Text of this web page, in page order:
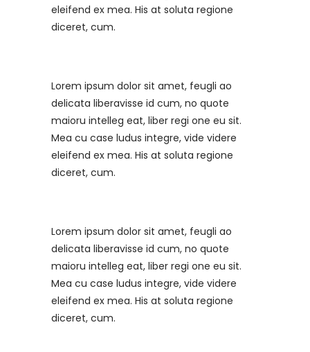
eleifend ex mea. His at soluta regione
diceret, cum.
Lorem ipsum dolor sit amet, feugli ao
delicata liberavisse id cum, no quote
maioru intelleg eat, liber regi one eu sit.
Mea cu case ludus integre, vide videre
eleifend ex mea. His at soluta regione
diceret, cum.
Lorem ipsum dolor sit amet, feugli ao
delicata liberavisse id cum, no quote
maioru intelleg eat, liber regi one eu sit.
Mea cu case ludus integre, vide videre
eleifend ex mea. His at soluta regione
diceret, cum.